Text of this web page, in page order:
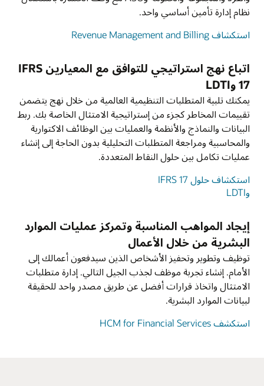
نظام إدارة تأمين أساسي واحد.
استكشاف Revenue Management and Billing
اتباع نهج استراتيجي للتوافق مع المعيارين IFRS
17 وLDTI
يمكنك تلبية المتطلبات التنظيمية العالمية من خلال نهج يتضمن
تقييمات المخاطر كجزء من إستراتيجية الامتثال الخاصة بك. ربط
البيانات والنماذج والأنظمة والعمليات بين الوظائف الاكتوارية
والمحاسبية ومراجعة المتطلبات التحليلية بدون الحاجة إلى إنشاء
عمليات تكامل بين حلول النقاط المتعددة.
استكشاف حلول IFRS 17
وLDTI
إيجاد المواهب المناسبة وتمركز عمليات الموارد
البشرية من خلال الأعمال
توظيف وتطوير وتحفيز الأشخاص الذين سيدفعون أعمالك إلى
الأمام. إنشاء تجربة موظف لجذب الجيل التالي. إدارة متطلبات
الامتثال واتخاذ قرارات أفضل عن طريق مصدر واحد للحقيقة
لبيانات الموارد البشرية.
استكشف HCM for Financial Services